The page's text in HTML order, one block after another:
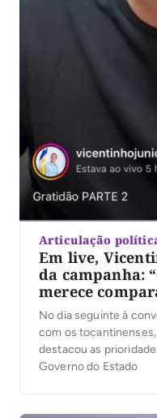
Articulação
Em live,
da campanha:
merece
No dia seguinte à
com os
destacou as
Governo do Estado